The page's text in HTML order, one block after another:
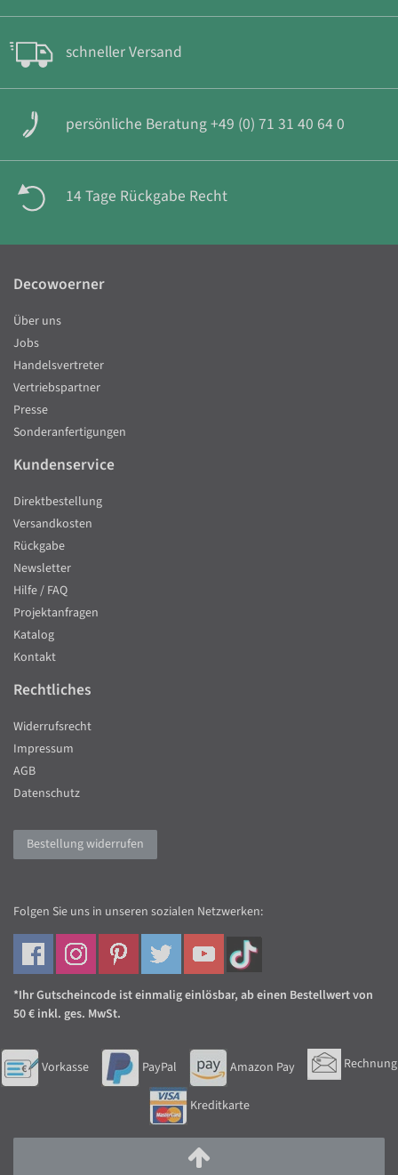
schneller Versand
persönliche Beratung +49 (0) 71 31 40 64 0
14 Tage Rückgabe Recht
Decowoerner
Über uns
Jobs
Handelsvertreter
Vertriebspartner
Presse
Sonderanfertigungen
Kundenservice
Direktbestellung
Versandkosten
Rückgabe
Newsletter
Hilfe / FAQ
Projektanfragen
Katalog
Kontakt
Rechtliches
Widerrufsrecht
Impressum
AGB
Datenschutz
Bestellung widerrufen
Folgen Sie uns in unseren sozialen Netzwerken:
*Ihr Gutscheincode ist einmalig einlösbar, ab einen Bestellwert von
50 € inkl. ges. MwSt.
Vorkasse PayPal Amazon Pay Rechnung
Kreditkarte